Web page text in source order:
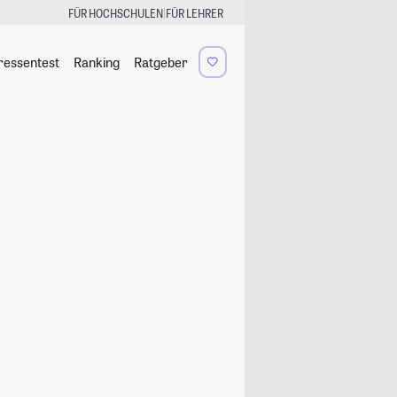
FÜR HOCHSCHULEN|FÜR LEHRER
Ranking Ratgeber